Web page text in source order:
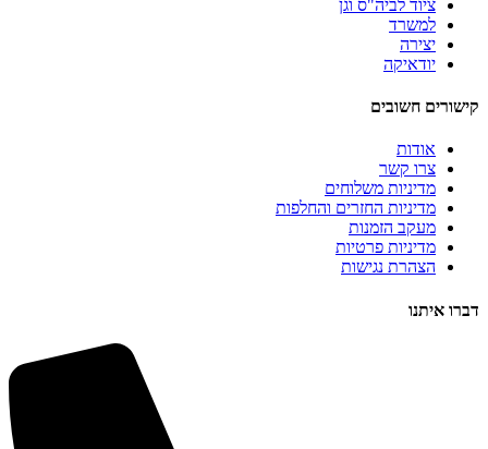
ציוד לביה"ס וגן
למשרד
יצירה
יודאיקה
קישורים חשובים
אודות
צרו קשר
מדיניות משלוחים
מדיניות החזרים והחלפות
מעקב הזמנות
מדיניות פרטיות
הצהרת נגישות
דברו איתנו